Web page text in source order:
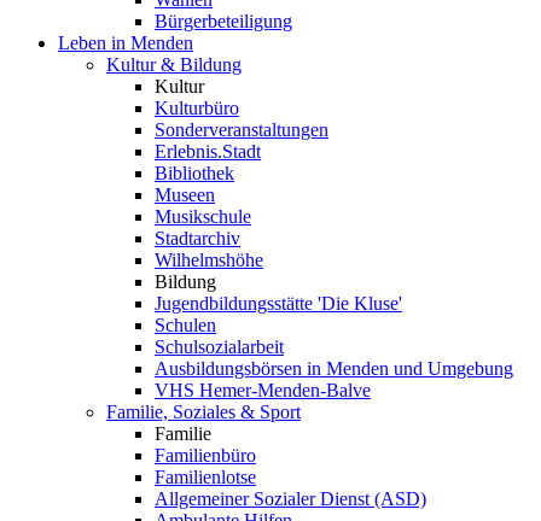
Bürgerbeteiligung
Leben in Menden
Kultur & Bildung
Kultur
Kulturbüro
Sonderveranstaltungen
Erlebnis.Stadt
Bibliothek
Museen
Musikschule
Stadtarchiv
Wilhelmshöhe
Bildung
Jugendbildungsstätte 'Die Kluse'
Schulen
Schulsozialarbeit
Ausbildungsbörsen in Menden und Umgebung
VHS Hemer-Menden-Balve
Familie, Soziales & Sport
Familie
Familienbüro
Familienlotse
Allgemeiner Sozialer Dienst (ASD)